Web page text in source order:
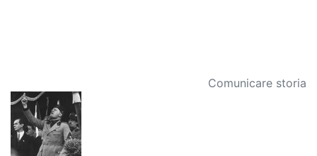
Comunicare storia